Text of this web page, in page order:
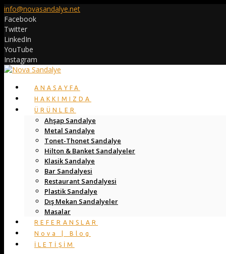
info@novasandalye.net
Facebook
Twitter
LinkedIn
YouTube
Instagram
ANASAYFA
HAKKIMIZDA
ÜRÜNLER
Ahşap Sandalye
Metal Sandalye
Tonet-Thonet Sandalye
Hilton & Banket Sandalyeler
Klasik Sandalye
Bar Sandalyesi
Restaurant Sandalyesi
Plastik Sandalye
Dış Mekan Sandalyeler
Masalar
REFERANSLAR
Nova | Blog
İLETİŞİM